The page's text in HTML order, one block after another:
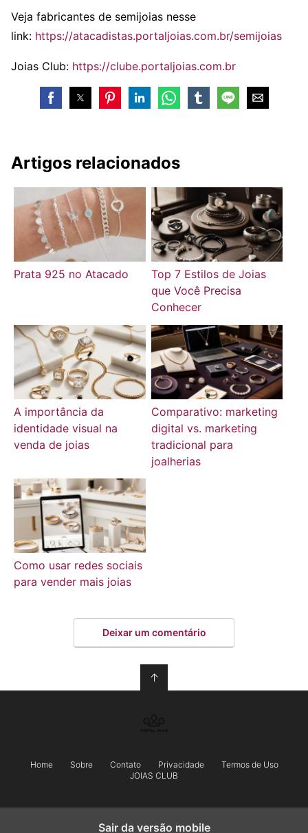
Veja fabricantes de semijoias nesse
link: https://atacadistas.portaljoias.com.br/semijoias
Joias Club: https://clube.portaljoias.com.br
Artigos relacionados
Prata 925 no Atacado
Top 7 Estilos de Joias
que Você Precisa
Conhecer
A importância da
identidade visual na
venda de joias
Comparativo: marketing
digital vs. marketing
tradicional para
joalherias
Como usar redes sociais
para vender mais joias
Deixar um comentário
↑
Home Sobre Contato Privacidade
Termos de Uso
JOIAS CLUB
Sair da versão mobile